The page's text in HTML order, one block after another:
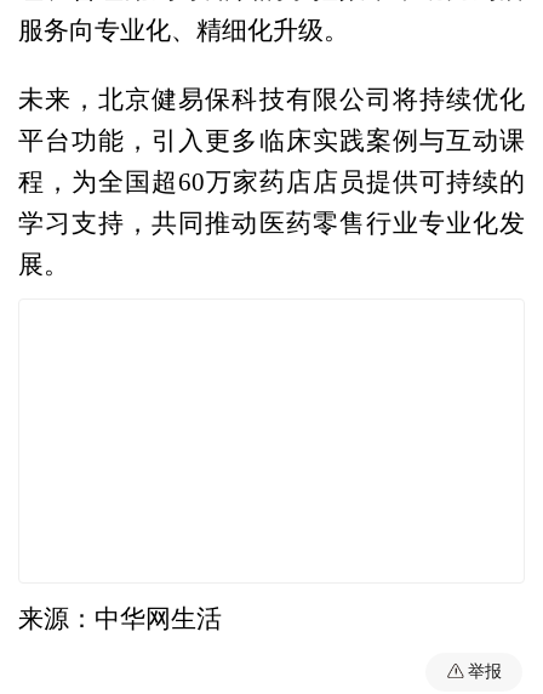
服务向专业化、精细化升级。
未来，北京健易保科技有限公司将持续优化
平台功能，引入更多临床实践案例与互动课
程，为全国超60万家药店店员提供可持续的
学习支持，共同推动医药零售行业专业化发
展。
来源：中华网生活
举报